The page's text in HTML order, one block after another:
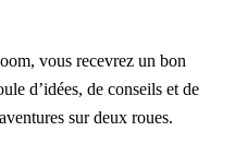
vous recevrez un bon
d’idées, de conseils et de
sur deux roues.